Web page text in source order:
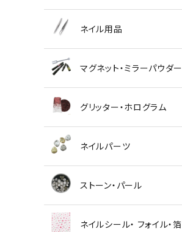
ネイル用品
マグネット・ミラーパウダー
グリッター・ホログラム
ネイルパーツ
ストーン・パール
ネイルシール・ フォイル・箔